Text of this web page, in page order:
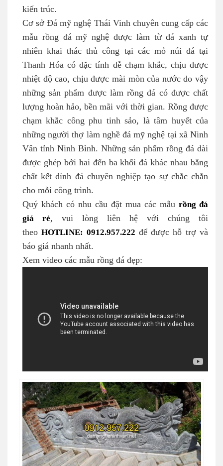
kiến trúc.
Cơ sở Đá mỹ nghệ Thái Vinh chuyên cung cấp các
mẫu rồng đá mỹ nghệ được làm từ đá xanh tự
nhiên khai thác thủ công tại các mỏ núi đá tại
Thanh Hóa có đặc tính dễ chạm khắc, chịu được
nhiệt độ cao, chịu được mài mòn của nước do vậy
những sản phẩm được làm rồng đá có được chất
lượng hoàn hảo, bền mãi với thời gian. Rồng được
chạm khắc công phu tinh sảo, là tâm huyết của
những người thợ làm nghề đá mỹ nghệ tại xã Ninh
Vân tỉnh Ninh Bình. Những sản phẩm rồng đá dài
được ghép bởi hai đến ba khối đá khác nhau bằng
chất kết dính đá chuyên nghiệp tạo sự chắc chắn
cho mỗi công trình.
Quý khách có nhu cầu đặt mua các mẫu rồng đá
giá rẻ , vui lòng liên hệ với chúng tôi
theoHOTLINE: 0912.957.222 để được hỗ trợ và
báo giá nhanh nhất.
Xem video các mẫu rồng đá đẹp: